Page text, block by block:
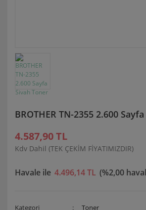
BROTHER TN-2355 2.600
4.587,90 TL
Kdv Dahil (TEK ÇEKİM FİYATIMIZDIR)
Havale ile 4.496,14 TL (%2,00
Kategori
Toner